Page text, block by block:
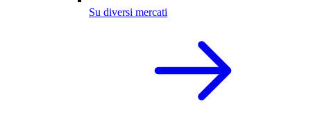
Su diversi mercati